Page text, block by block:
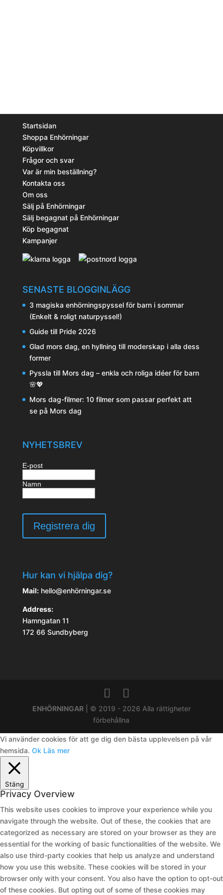
Startsidan
Shoppa Enhörningar
Köpvillkor
Frågor och svar
Var är min beställning?
Kontakta oss
Om oss
Sälj på Enhörningar
Sälj begagnat på Enhörningar
Köp begagnat
Kampanjer
SENASTE BLOGGINLÄGG
3 magiska enhörningspyssel för barn i sommar
(Enkelt & roligt naturpyssel!)
Guide till Pride 2026
Glad mors dag, en hyllning till moderskap i alla dess
former
Pyssla till Mors dag – enkla och roliga idéer för barn
🌸💖
Mors dag-filmer: 10 filmer som passar perfekt att
se på Mors dag
NYHETSBREV
E-post
Namn
Hur kan vi hjälpa dig?
Mail:hello@enhörningar.se
Address:
Hamngatan 11
172 66 Sundbyberg
ENHÖRNINGAR| © 2019 - 2026 Alla rättigheter
förbehållna
Vi använder cookies för att ge dig den bästa upplevelsen på vår
hemsida. Ok Läs mer
Stäng
Privacy Overview
This website uses cookies to improve your experience while you
navigate through the website. Out of these, the cookies that are
categorized as necessary are stored on your browser as they are
essential for the working of basic functionalities of the website. We
also use third-party cookies that help us analyze and understand
how you use this website. These cookies will be stored in your
browser only with your consent. You also have the option to opt-out
of these cookies. But opting out of some of these cookies may